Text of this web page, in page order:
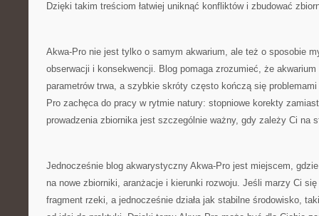
Dzięki takim treściom łatwiej uniknąć konfliktów i zbudować
Akwa-Pro nie jest tylko o samym akwarium, ale też o sposobie
obserwacji i konsekwencji. Blog pomaga zrozumieć, że
parametrów trwa, a szybkie skróty często kończą się
Pro zachęca do pracy w rytmie natury: stopniowe korekty
prowadzenia zbiornika jest szczególnie ważny, gdy zależy Ci na
Jednocześnie blog akwarystyczny Akwa-Pro jest miejscem,
na nowe zbiorniki, aranżacje i kierunki rozwoju. Jeśli marzy Ci
fragment rzeki, a jednocześnie działa jak stabilne środowisko,